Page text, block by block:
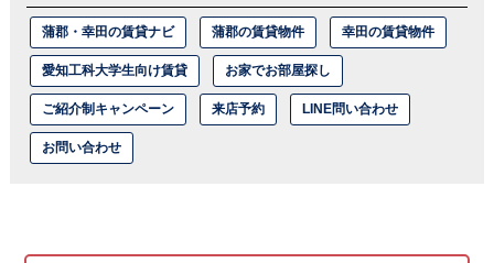
蒲郡・幸田の賃貸ナビ 蒲郡の賃貸物件 幸田の賃貸物件
愛知工科大学生向け賃貸 お家でお部屋探し
ご紹介制キャンペーン 来店予約 LINE問い合わせ
お問い合わせ